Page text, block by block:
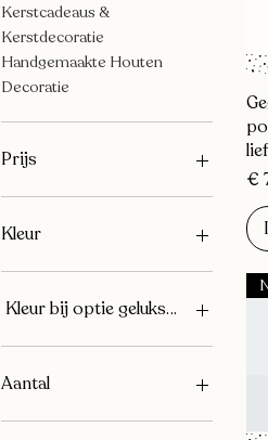
Kerstcadeaus &
Kerstdecoratie
Handgemaakte Houten
Decoratie
Prijs
€ 1
Kleur
Kleur bij optie geluksbrenger
Aantal
1
€